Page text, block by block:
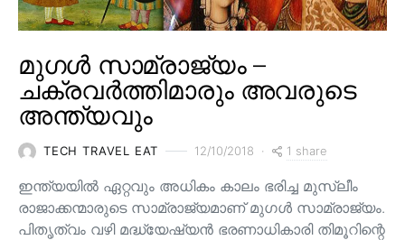
മുഗൾ സാമ്രാജ്യം –
ചക്രവർത്തിമാരും അവരുടെ
അന്ത്യവും
TECH TRAVEL EAT 12/10/2018 1 share
ഇന്ത്യയിൽ ഏറ്റവും അധികം കാലം ഭരിച്ച മുസ്ലീം
രാജാക്കന്മാരുടെ സാമ്രാജ്യമാണ് മുഗൾ സാമ്രാജ്യം.
പിതൃത്വം വഴി മദ്ധ്യേഷ്യൻ ഭരണാധികാരി തിമൂറിന്റെ